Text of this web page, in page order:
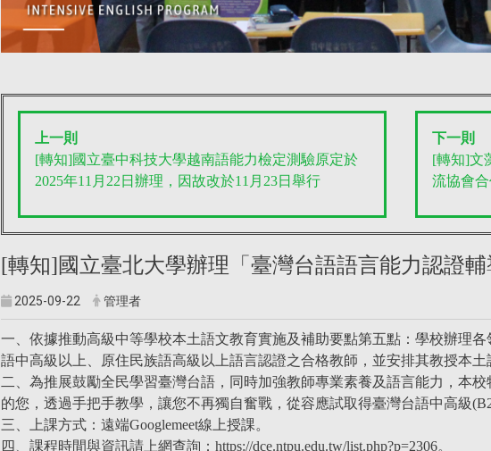
上一則
[轉知]國立臺中科技大學越南語能力檢定測驗原定於
2025年11月22日辦理，因故改於11月23日舉行
下一則
[轉知]文
流協會合
[轉知]國立臺北大學辦理「臺灣台語語言能力認證
2025-09-22 管理者
一、依據推動高級中等學校本土語文教育實施及補助要點第五點：學校辦理
語中高級以上、原住民族語高級以上語言認證之合格教師，並安排其教授本土
二、為推展鼓勵全民學習臺灣台語，同時加強教師專業素養及語言能力，本
的您，透過手把手教學，讓您不再獨自奮戰，從容應試取得臺灣台語中高級
三、上課方式：遠端Googlemeet線上授課。
四、課程時間與資訊請上網查詢：https://dce.ntpu.edu.tw/list.php?p=2306。